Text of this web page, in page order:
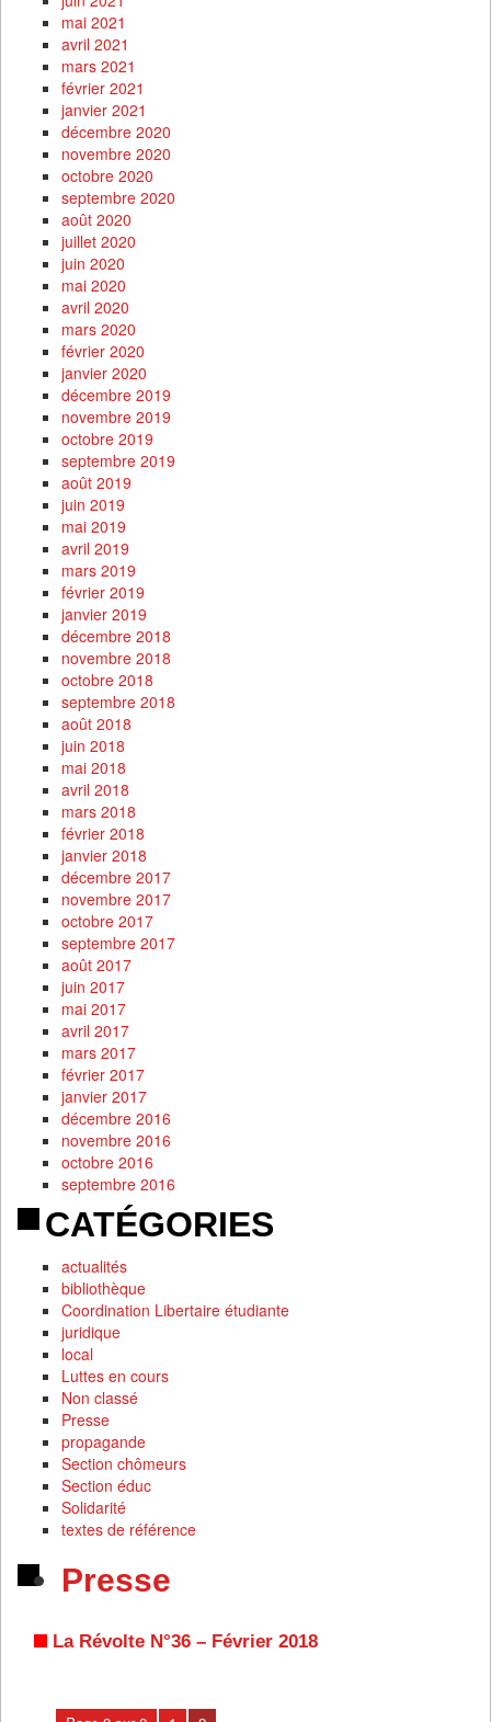
mai 2021
avril 2021
mars 2021
février 2021
janvier 2021
décembre 2020
novembre 2020
octobre 2020
septembre 2020
août 2020
juillet 2020
juin 2020
mai 2020
avril 2020
mars 2020
février 2020
janvier 2020
décembre 2019
novembre 2019
octobre 2019
septembre 2019
août 2019
juin 2019
mai 2019
avril 2019
mars 2019
février 2019
janvier 2019
décembre 2018
novembre 2018
octobre 2018
septembre 2018
août 2018
juin 2018
mai 2018
avril 2018
mars 2018
février 2018
janvier 2018
décembre 2017
novembre 2017
octobre 2017
septembre 2017
août 2017
juin 2017
mai 2017
avril 2017
mars 2017
février 2017
janvier 2017
décembre 2016
novembre 2016
octobre 2016
septembre 2016
CATÉGORIES
actualités
bibliothèque
Coordination Libertaire étudiante
juridique
local
Luttes en cours
Non classé
Presse
propagande
Section chômeurs
Section éduc
Solidarité
textes de référence
Presse
La Révolte N°36 – Février 2018